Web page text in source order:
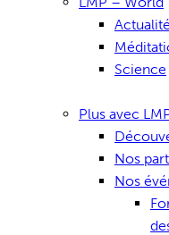
Actualité
Science
Plus avec
Nos
Nos